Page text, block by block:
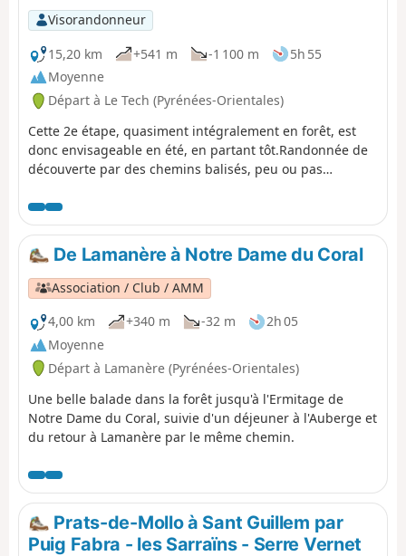
Visorandonneur
15,20 km
+541 m -1 100 m
5h 55
Moyenne
Départ à Le Tech (Pyrénées-Orientales)
Cette 2e étape, quasiment intégralement en forêt, est
donc envisageable en été, en partant tôt.Randonnée de
découverte par des chemins balisés, peu ou pas
trace gpx. De beaux endroits pour se poser et profiter
des paysages.
De Lamanère à Notre Dame du Coral
Association / Club / AMM
4,00 km
+340 m -32 m
2h 05
Moyenne
Départ à Lamanère (Pyrénées-Orientales)
Une belle balade dans la forêt jusqu'à l'Ermitage de
Notre Dame du Coral, suivie d'un déjeuner à l'Auberge et
du retour à Lamanère par le même chemin.
Prats-de-Mollo à Sant Guillem par
Puig Fabra - les Sarraïns - Serre Vernet